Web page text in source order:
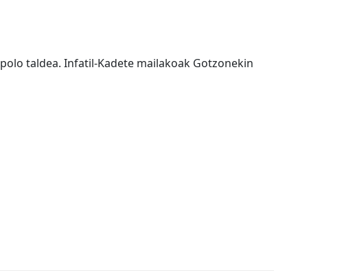
taldea. Infatil-Kadete mailakoak Gotzonekin